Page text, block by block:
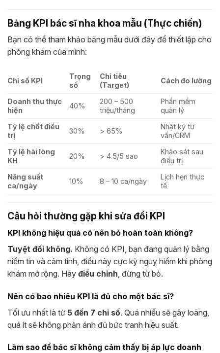
Bảng KPI bác sĩ nha khoa mẫu (Thực chiến)
Bạn có thể tham khảo bảng mẫu dưới đây để thiết lập cho
phòng khám của mình:
Chỉ số KPI
Trọng
số
Chỉ tiêu
(Target)
Cách đo lường
Doanh thu thực
hiện
40%
200 – 500
triệu/tháng
Phần mềm
quản lý
Tỷ lệ chốt điều
trị
30% > 65%
Nhật ký tư
vấn/CRM
Tỷ lệ hài lòng
KH
20% > 4.5/5 sao
Khảo sát sau
điều trị
Năng suất
ca/ngày
10% 8 – 10 ca/ngày
Lịch hẹn thực
tế
Câu hỏi thường gặp khi sửa đổi KPI
KPI không hiệu quả có nên bỏ hoàn toàn không?
Tuyệt đối không. Không có KPI, bạn đang quản lý bằng
niềm tin và cảm tính, điều này cực kỳ nguy hiểm khi phòng
khám mở rộng. Hãy điều chỉnh , đừng từ bỏ.
Nên có bao nhiêu KPI là đủ cho một bác sĩ?
Tối ưu nhất là từ 5 đến 7 chỉ số. Quá nhiều sẽ gây loãng,
quá ít sẽ không phản ánh đủ bức tranh hiệu suất.
Làm sao để bác sĩ không cảm thấy bị áp lực doanh